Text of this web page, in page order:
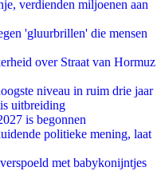
verdienden miljoenen aan
'gluurbrillen' die mensen
over Straat van Hormuz
niveau in ruim drie jaar
uitbreiding
is begonnen
politieke mening, laat
met babykonijntjes